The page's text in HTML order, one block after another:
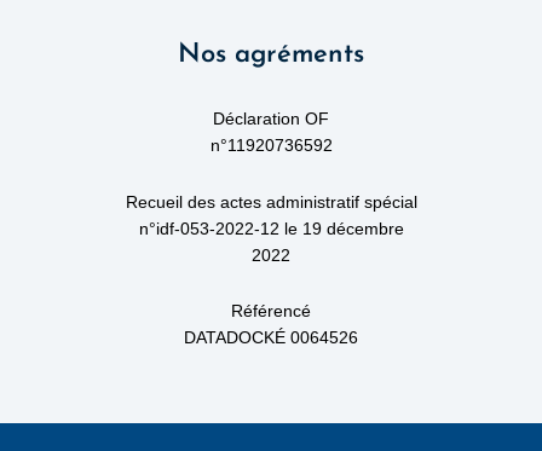
i
r
o
Nos agréments
Déclaration OF
n°11920736592
Recueil des actes administratif spécial
n°idf-053-2022-12 le 19 décembre
2022
Référencé
DATADOCKÉ 0064526